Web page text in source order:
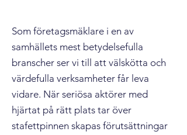
Som företagsmäklare i en av
samhällets mest betydelsefulla
branscher ser vi till att välskötta och
värdefulla verksamheter får leva
vidare. När seriösa aktörer med
hjärtat på rätt plats tar över
stafettpinnen skapas förutsättningar